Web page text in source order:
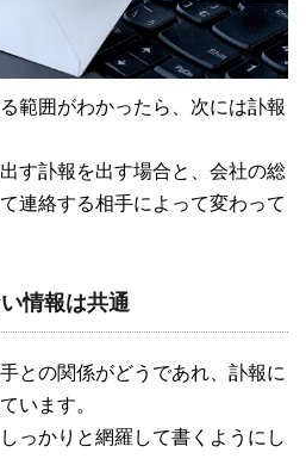
範囲がわかったら、次には訃報
す訃報を出す場合と、会社の総
連絡する相手によって変わって
情報は共通
との関係がどうであれ、訃報に
います。
っかりと網羅して書くようにし